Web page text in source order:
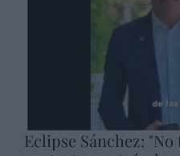
Eclipse Sánchez: